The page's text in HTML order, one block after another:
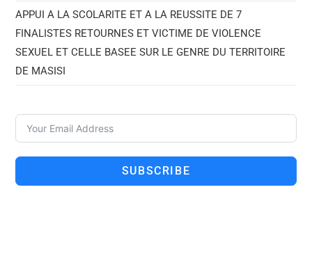
APPUI A LA SCOLARITE ET A LA REUSSITE DE 7
FINALISTES RETOURNES ET VICTIME DE VIOLENCE
SEXUEL ET CELLE BASEE SUR LE GENRE DU TERRITOIRE
DE MASISI
SUBSCRIBE